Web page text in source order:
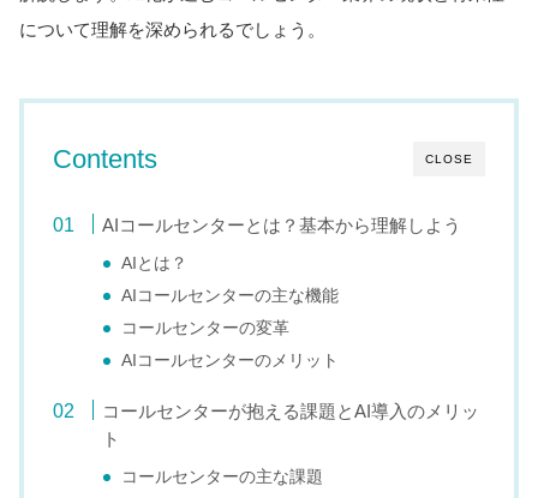
について理解を深められるでしょう。
CLOSE
Contents
AIコールセンターとは？基本から理解しよう
AIとは？
AIコールセンターの主な機能
コールセンターの変革
AIコールセンターのメリット
コールセンターが抱える課題とAI導入のメリッ
ト
コールセンターの主な課題